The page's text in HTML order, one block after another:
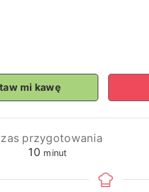
mi kawę
przygotowania
10minuty
minut